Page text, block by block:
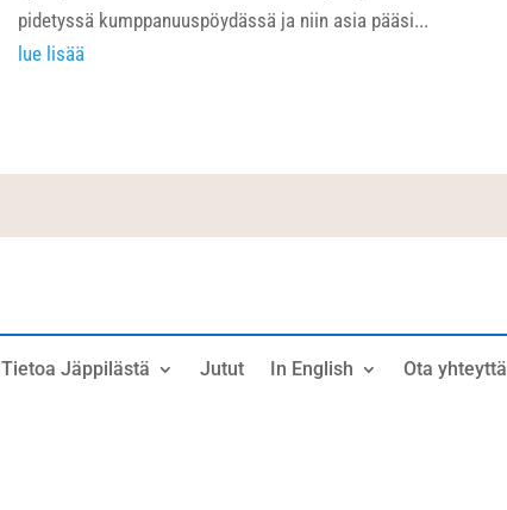
pidetyssä kumppanuuspöydässä ja niin asia pääsi...
lue lisää
Tietoa Jäppilästä Jutut In English Ota yhteyttä